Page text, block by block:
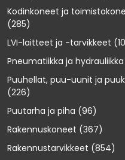
Kodinkoneet ja
(285)
LVI-laitteet ja -tarvikkeet
Pneumatiikka ja hydrauliikka
Puuhellat, puu-uunit ja
(226)
Puutarha ja piha (96)
Rakennuskoneet (367)
Rakennustarvikkeet (854)